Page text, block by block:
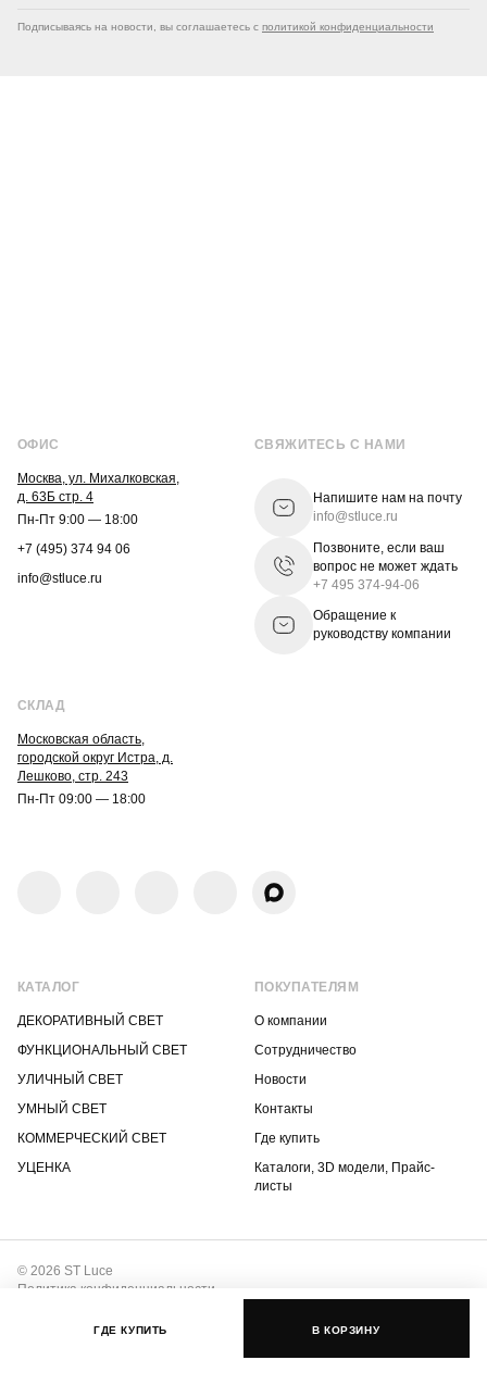
ГДЕ КУПИТЬ В КОРЗИНУ
Подписываясь на новости, вы соглашаетесь с политикой конфиденциальности
ОФИС
Москва, ул. Михалковская,
д. 63Б стр. 4
Пн-Пт 9:00 — 18:00
+7 (495) 374 94 06
info@stluce.ru
СВЯЖИТЕСЬ С НАМИ
Напишите нам на почту
info@stluce.ru
Позвоните, если ваш
вопрос не может ждать
+7 495 374-94-06
Обращение к
руководству компании
СКЛАД
Московская область,
городской округ Истра, д.
Лешково, стр. 243
Пн-Пт 09:00 — 18:00
КАТАЛОГ
ДЕКОРАТИВНЫЙ СВЕТ
ФУНКЦИОНАЛЬНЫЙ СВЕТ
УЛИЧНЫЙ СВЕТ
УМНЫЙ СВЕТ
КОММЕРЧЕСКИЙ СВЕТ
УЦЕНКА
ПОКУПАТЕЛЯМ
О компании
Сотрудничество
Новости
Контакты
Где купить
Каталоги, 3D модели, Прайс-
листы
© 2026 ST Luce
Политика конфиденциальности
Разработка сайта –ДзенДизайн